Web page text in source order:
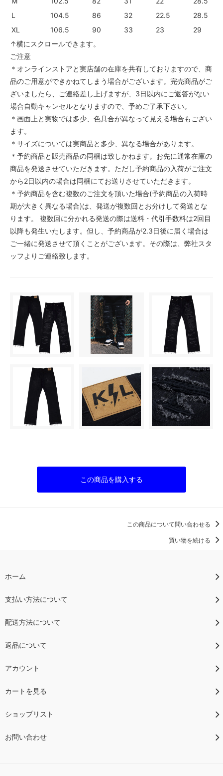
L
104.5 86 32 22.5
XL
106.5 90 33 23
29
↑横にスクロールできます。
ご注意
＊オンラインストアと実店舗の在庫を共有しておりますので、商
品のご用意ができかねてしまう場合がございます。完売商品がご
ざいましたら、ご連絡差し上げますが、3日以内にご返答がない
場合自動キャンセルとなりますので、予めご了承下さい。
＊画面上と実物では多少、色具合が異なって見える場合もござい
ます。
＊サイズについては実商品と多少、異なる場合があります。
＊予約商品と販売商品の同梱は致しかねます。お先に通常在庫の
商品を発送させていただきます。ただし予約商品の入荷がご注文
から2日以内の場合は同梱にてお送りさせていただきます。
＊予約商品を含む複数のご注文を頂いた場合(予約商品の入荷時
期が大きく異なる場合)は、発送が複数回とお分けして発送とな
ります。 複数回に分かれる発送の際は送料・代引手数料は2回目
以降も発生いたします。但し、予約商品が2.3日後に届く場合は
ご一緒に発送させて頂くことがございます。その際は、弊社スタ
ッフよりご連絡致します。
この商品を購入する
この商品について問い合わせる
買い物を続ける
ホーム
支払い方法について
配送方法について
返品について
アカウント
カートを見る
ショップリスト
お問い合わせ